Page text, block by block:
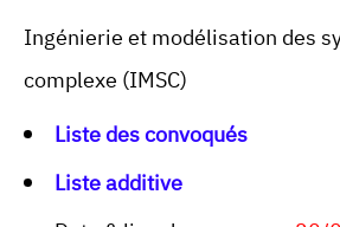
Ingénierie et modélisation des
complexe (IMSC)
Liste des convoqués
Liste additive